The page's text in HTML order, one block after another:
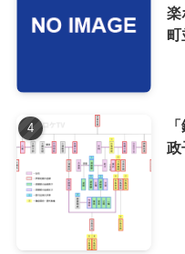
楽
町
政